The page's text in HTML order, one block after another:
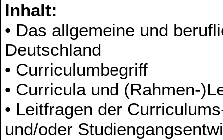
Inhalt:
• Das allgemeine und
Deutschland
• Curriculumbegriff
• Curricula und (Rahmen-
• Leitfragen der
und/oder